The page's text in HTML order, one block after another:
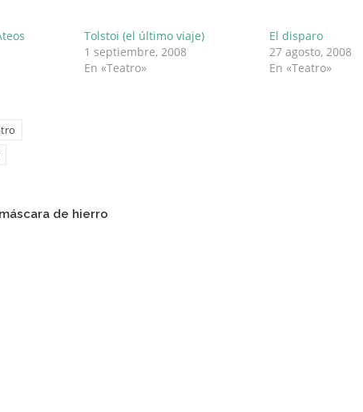
Tolstoi (el último viaje)
1 septiembre, 2008
En «Teatro»
El disparo
27 agosto, 2008
En «Teatro»
de hierro